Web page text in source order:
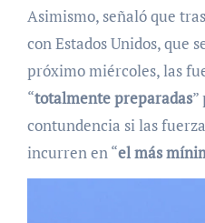
Asimismo, señaló que
con Estados Unidos, que
próximo miércoles, las
“totalmente preparadas”
contundencia si las
incurren en “el más